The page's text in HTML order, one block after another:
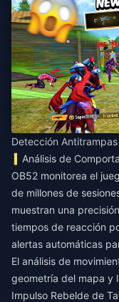
Detección
Análisis de
OB52 monitorea el
de millones de
muestran una
tiempos de reacción
alertas automáticas
El análisis de
geometría del mapa y
Impulso Rebelde de